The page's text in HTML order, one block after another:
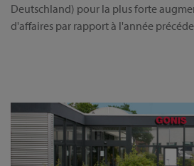
Deutschland) pour la plus forte
d'affaires par rapport à l'année